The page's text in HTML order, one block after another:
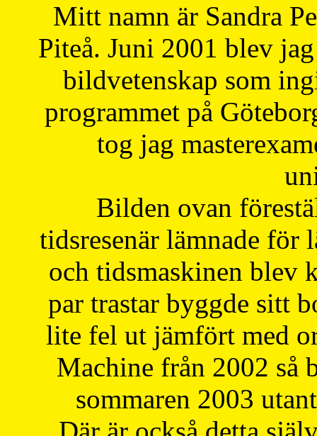
Mitt namn är Sandra
Piteå. Juni 2001 blev
bildvetenskap som
programmet på
tog jag
Bilden ovan
tidsresenär lämnade för
och tidsmaskinen blev
par trastar byggde sitt
lite fel ut jämfört med
Machine från 2002 så
sommaren 2003